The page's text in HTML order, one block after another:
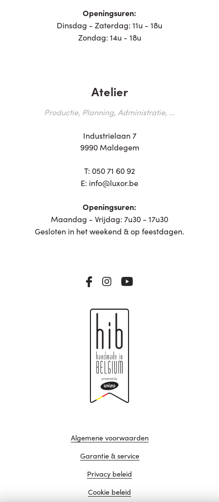
Openingsuren:
Dinsdag - Zaterdag: 11u - 18u
Zondag: 14u - 18u
Atelier
Productie, Planning, Administratie, ...
Industrielaan 7
9990 Maldegem
T: 050 71 60 92
E: info@luxor.be
Openingsuren:
Maandag - Vrijdag: 7u30 - 17u30
Gesloten in het weekend & op feestdagen.
Algemene voorwaarden
Garantie & service
Privacy beleid
Cookie beleid